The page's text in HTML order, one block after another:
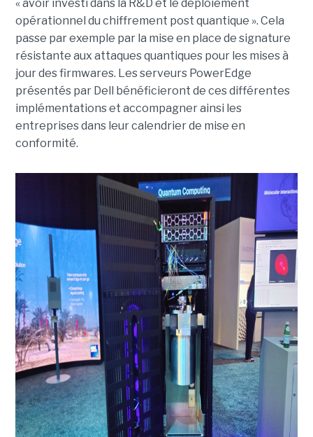
« avoir investi dans la R&D et le déploiement
opérationnel du chiffrement post quantique ». Cela
passe par exemple par la mise en place de signature
résistante aux attaques quantiques pour les mises à
jour des firmwares. Les serveurs PowerEdge
présentés par Dell bénéficieront de ces différentes
implémentations et accompagner ainsi les
entreprises dans leur calendrier de mise en
conformité.